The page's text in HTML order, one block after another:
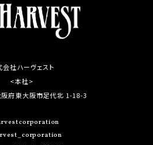
会社ハーヴェスト
<本社>
府東大阪市足代北 1-18-3